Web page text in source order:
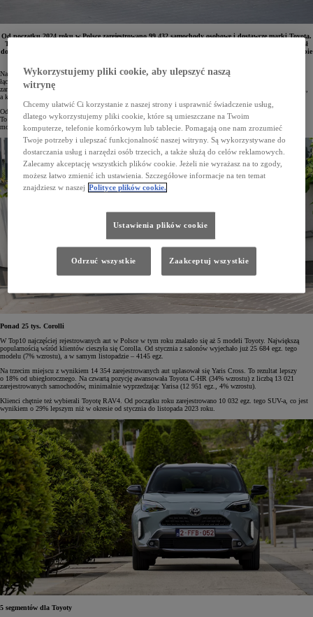
Od początku 2024 roku w Polsce zarejestrowano 99 432 samochody osobowe i dostawcze marki Toyota.
To wzrost o 11% w porównaniu do pierwszych 11 miesięcy 2023 roku. Udział Toyoty w rynku wzrósł
do 17,9%. Największą popularnością niezmiennie cieszy się Corolla. Model ten zarejestrowano w liczbie
Najlepszym miesiącem Toyoty na polskim rynku w 2024 roku okazał się listopad. Klienci zarejestrowali
łącznie 10 615 samochodów osobowych i dostawczych (29% wzrostu), a marka była zdecydowanym liderem
zarówno wśród osób prywatnych, jak i firm. Przedsiębiorstwa zarejestrowały w tym miesiącu 7518 aut marki,
a klienci indywidualni odebrali z salonów 3097 Toyot.
Od początku 2024 roku na polskie drogi wyjechało już 99 432 osobowych i dostawczych pojazdów Toyoty.
To o 11% więcej niż w analogicznym okresie roku ubiegłego. Marka ma 17,9% udziału w polskim rynku
motoryzacyjnym.
Ponad 25 tys. Corolli
W Top10 najczęściej rejestrowanych aut w Polsce w tym roku znalazło się aż 5 modeli Toyoty. Największą
popularnością wśród klientów cieszyła się Corolla. Od stycznia z salonów wyjechało już 25 684 egz. tego
modelu (7% wzrostu), a w samym listopadzie – 4145 egz.
Na trzecim miejscu z wynikiem 14 354 zarejestrowanych aut uplasował się Yaris Cross. To rezultat lepszy
o 18% od ubiegłorocznego. Na czwartą pozycję awansowała Toyota C-HR (34% wzrostu) z liczbą 13 021
zarejestrowanych samochodów, minimalnie wyprzedzając Yarisa (12 951 egz., 4% wzrostu).
Klienci chętnie też wybierali Toyotę RAV4. Od początku roku zarejestrowano 10 032 egz. tego SUV-a, co jest
wynikiem o 29% lepszym niż w okresie od stycznia do listopada 2023 roku.
5 segmentów dla Toyoty
Wykorzystujemy pliki cookie, aby ulepszyć naszą
witrynę
Chcemy ułatwić Ci korzystanie z naszej strony i usprawnić świadczenie usług,
dlatego wykorzystujemy pliki cookie, które są umieszczane na Twoim
komputerze, telefonie komórkowym lub tablecie. Pomagają one nam zrozumieć
Twoje potrzeby i ulepszać funkcjonalność naszej witryny. Są wykorzystywane do
dostarczania usług i narzędzi osób trzecich, a także służą do celów reklamowych.
Zalecamy akceptację wszystkich plików cookie. Jeżeli nie wyrażasz na to zgody,
możesz łatwo zmienić ich ustawienia. Szczegółowe informacje na ten temat
znajdziesz w naszej Polityce plików cookie.
Ustawienia plików cookie
Odrzuć wszystkie Zaakceptuj wszystkie